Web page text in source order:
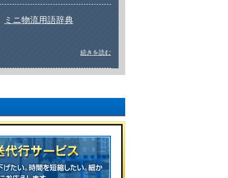
ミニ物流用語辞典
続きを読む